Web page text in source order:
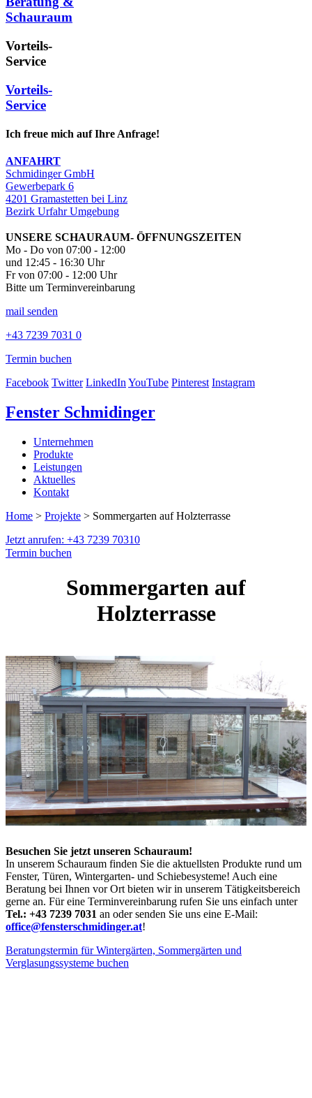
Schauraum
Vorteils-
Service
Vorteils-
Service
Ich freue mich auf Ihre Anfrage!
ANFAHRT
Schmidinger GmbH
Gewerbepark 6
4201 Gramastetten bei Linz
Bezirk Urfahr Umgebung
UNSERE SCHAURAUM- ÖFFNUNGSZEITEN
Mo - Do von 07:00 - 12:00
und 12:45 - 16:30 Uhr
Fr von 07:00 - 12:00 Uhr
Bitte um Terminvereinbarung
mail senden
+43 7239 7031 0
Termin buchen
Facebook Twitter LinkedInYouTube Pinterest Instagram
Fenster Schmidinger
Unternehmen
Produkte
Leistungen
Aktuelles
Kontakt
Home > Projekte > Sommergarten auf Holzterrasse
Jetzt anrufen: +43 7239 70310
Termin buchen
Sommergarten auf
Holzterrasse
Besuchen Sie jetzt unseren Schauraum!
In unserem Schauraum finden Sie die aktuellsten Produkte rund um
Fenster, Türen, Wintergarten- und Schiebesysteme! Auch eine
Beratung bei Ihnen vor Ort bieten wir in unserem Tätigkeitsbereich
gerne an. Für eine Terminvereinbarung rufen Sie uns einfach unter
Tel.: +43 7239 7031 an oder senden Sie uns eine E-Mail:
office@fensterschmidinger.at!
Beratungstermin für Wintergärten, Sommergärten und
Verglasungssysteme buchen